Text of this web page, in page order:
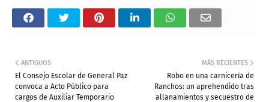
MÁS RECIENTES
Robo en una carnicería de
Ranchos: un aprehendido tras
allanamientos y secuestro de
ANTIGUOS
El Consejo Escolar de General Paz
convoca a Acto Público para
cargos de Auxiliar Temporario